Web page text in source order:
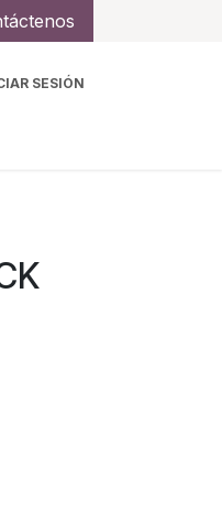
SESIÓN